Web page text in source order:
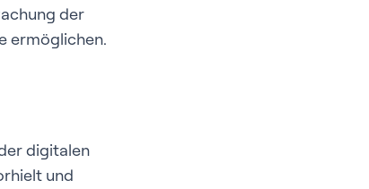
der
ermöglichen.
digitalen
und